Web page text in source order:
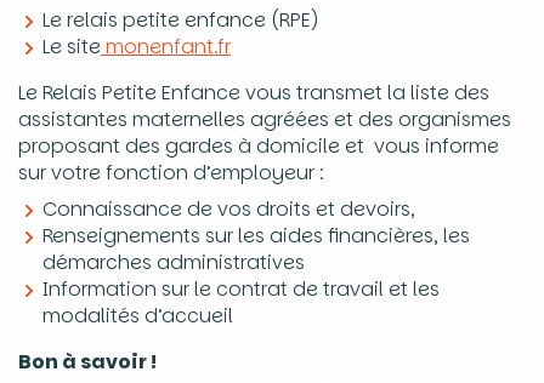
Le relais petite enfance (RPE)
Le sitemonenfant.fr
Le Relais Petite Enfance vous transmet la liste des
assistantes maternelles agréées et des organismes
proposant des gardes à domicile et vous informe
sur votre fonction d’employeur :
Connaissance de vos droits et devoirs,
Renseignements sur les aides financières, les
démarches administratives
Information sur le contrat de travail et les
modalités d’accueil
Bon à savoir !